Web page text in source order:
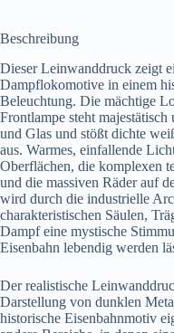
Beschreibung
Dieser Leinwanddruck zeigt
Dampflokomotive in einem
Beleuchtung. Die mächtige
Frontlampe steht
und Glas und stößt dichte
aus. Warmes, einfallende
Oberflächen, die komplexen
und die massiven Räder auf
wird durch die industrielle
charakteristischen Säulen,
Dampf eine mystische
Eisenbahn lebendig werden
Der realistische
Darstellung von dunklen
historische Eisenbahnmotiv